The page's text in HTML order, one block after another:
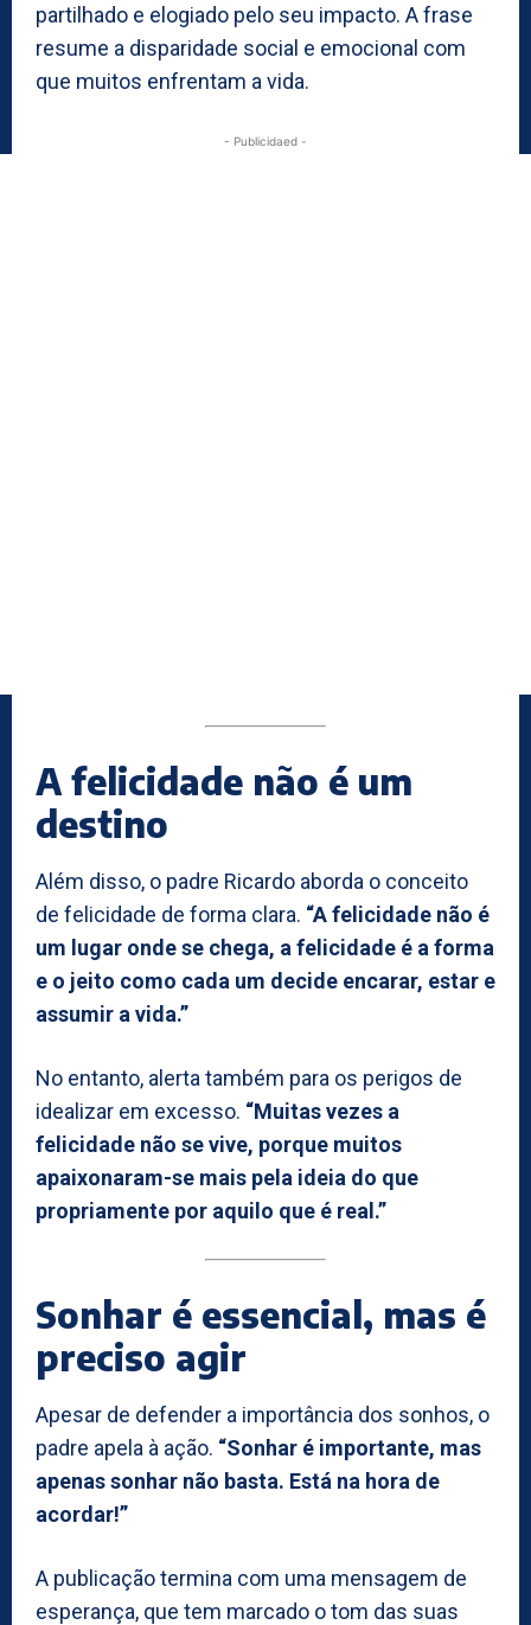
partilhado e elogiado pelo seu impacto. A frase
resume a disparidade social e emocional com
que muitos enfrentam a vida.
- Publicidaed -
A felicidade não é um
destino
Além disso, o padre Ricardo aborda o conceito
de felicidade de forma clara. “A felicidade não é
um lugar onde se chega, a felicidade é a forma
e o jeito como cada um decide encarar, estar e
assumir a vida.”
No entanto, alerta também para os perigos de
idealizar em excesso. “Muitas vezes a
felicidade não se vive, porque muitos
apaixonaram-se mais pela ideia do que
propriamente por aquilo que é real.”
Sonhar é essencial, mas é
preciso agir
Apesar de defender a importância dos sonhos, o
padre apela à ação. “Sonhar é importante, mas
apenas sonhar não basta. Está na hora de
acordar!”
A publicação termina com uma mensagem de
esperança, que tem marcado o tom das suas